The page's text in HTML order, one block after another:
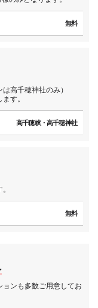
無料
高千穂神社のみ）
す。
高千穂峡・高千穂神社
無料
ンも多数ご用意してお